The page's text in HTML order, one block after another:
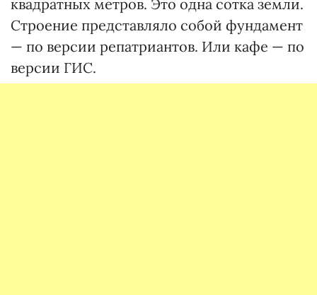
квадратных метров. Это одна сотка земли.
Строение представляло собой фундамент
— по версии репатриантов. Или кафе — по
версии ГИС.